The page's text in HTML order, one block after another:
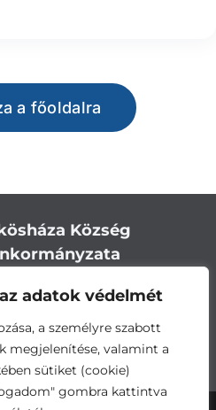
adatok védelmét
a személyre szabott
megjelenítése, valamint a
sütiket (cookie)
gombra kattintva
a főoldalra
Község
Eleki út 28.
+36 66 244-244
@lokoshaza.hu
JZO28